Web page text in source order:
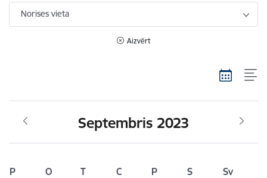
Norises vieta
Aizvērt
Septembris 2023
P O T C P S
Sv